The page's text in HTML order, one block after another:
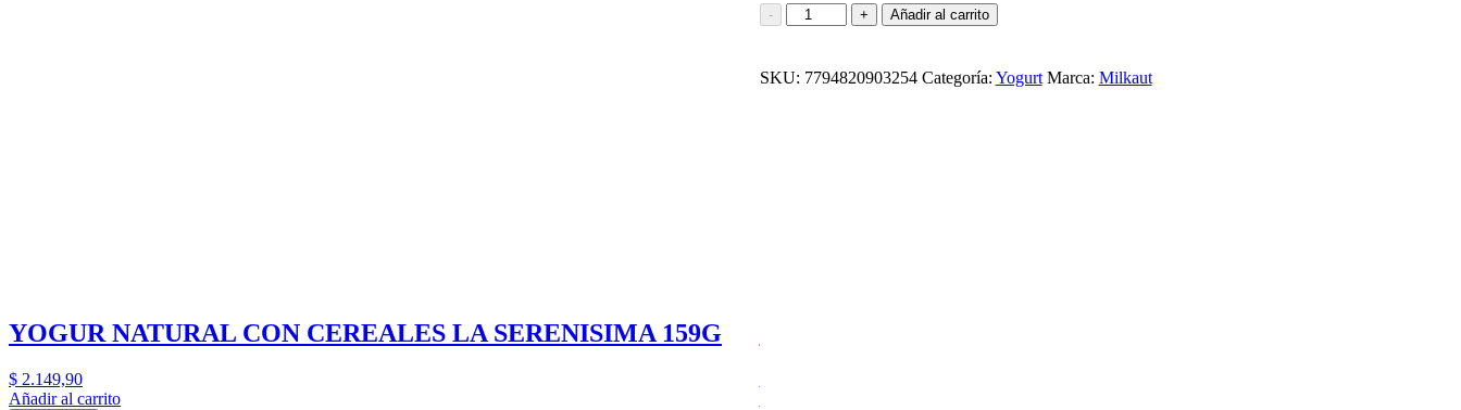
-
YOGUR
MILKAUT
FRUTILLA
180G
+ Añadir al carrito
SKU: 7794820903254 Categoría: Yogurt Marca: Milkaut
YOGUR NATURAL CON CEREALES LA SERENISIMA 159G
$ 2.149,90
Añadir al carrito